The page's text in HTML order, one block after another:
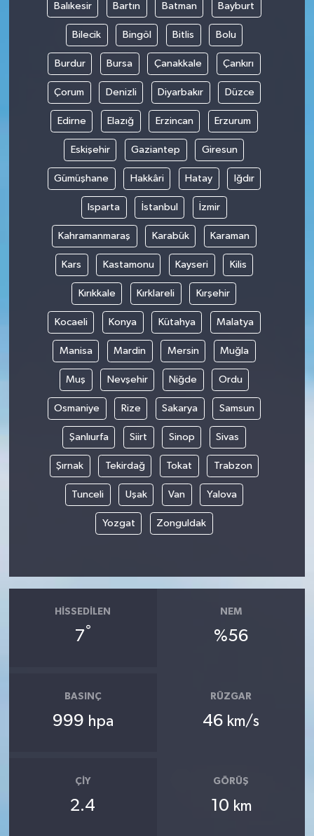
Balıkesir Bartın Batman Bayburt
Bilecik Bingöl Bitlis Bolu
Burdur Bursa Çanakkale Çankırı
Çorum Denizli Diyarbakır Düzce
Edirne Elazığ Erzincan Erzurum
Eskişehir Gaziantep Giresun
Gümüşhane Hakkâri Hatay Iğdır
Isparta İstanbul İzmir
Kahramanmaraş Karabük Karaman
Kars Kastamonu Kayseri Kilis
Kırıkkale Kırklareli Kırşehir
Kocaeli Konya Kütahya Malatya
Manisa Mardin Mersin Muğla
Muş Nevşehir Niğde Ordu
Osmaniye Rize Sakarya Samsun
Şanlıurfa Siirt Sinop Sivas
Şırnak Tekirdağ Tokat Trabzon
Tunceli Uşak Van Yalova
Yozgat Zonguldak
HISSEDILEN
7°
NEM
%56
BASINÇ
999 hpa
RÜZGAR
46 km/s
ÇIY
2.4
GÖRÜŞ
10 km